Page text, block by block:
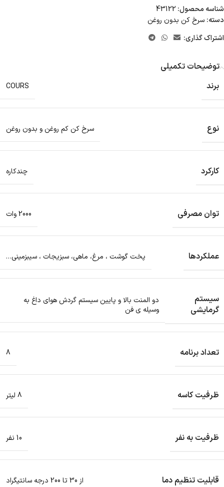
شناسه محصول: 43122
دسته: سرخ کن بدون روغن
اشتراک گذاری:
توضیحات تکمیلی
برند
COURS
نوع سرخ کن کم روغن و بدون روغن
کارکرد چندکاره
توان مصرفی 2000 وات
عملکردها پخت گوشت ، مرغ، ماهی، سبزیجات ، سیبزمینی…
سیستم
گرمایشی
دو المنت بالا و پایین سیستم گردش هوای داغ به
وسیله ی فن
تعداد برنامه 8
ظرفیت کاسه 8 لیتر
ظرفیت به نفر 10 نفر
قابلیت تنظیم دما از 30 تا 200 درجه سانتیگراد